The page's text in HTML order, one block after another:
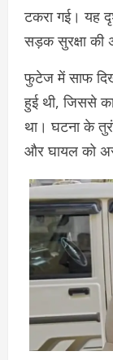
टकरा गई। यह
सड़क सुरक्षा
फुटेज में साफ
हुई थी, जिससे
था। घटना के
और घायल को